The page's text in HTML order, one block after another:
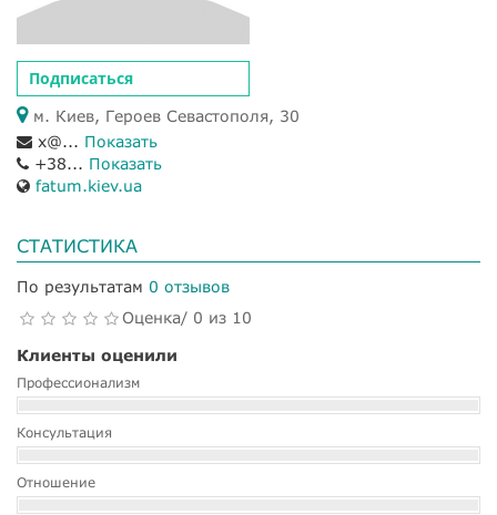
Подписаться
м. Киев, Героев Севастополя, 30
x@... Показать
+38... Показать
fatum.kiev.ua
СТАТИСТИКА
По результатам 0 отзывов
Оценка/ 0 из 10
Клиенты оценили
Профессионализм
Консультация
Отношение